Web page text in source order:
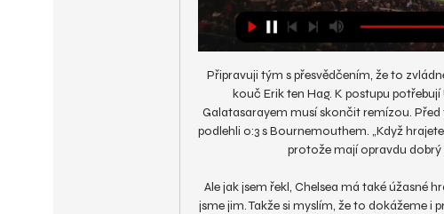
Připravuji tým s přesvědčením, že to
kouč Erik ten Hag. K postupu
Galatasarayem musí skončit remízou.
podlehli 0:3 s Bournemouthem. „Když
protože mají opravdu
Ale jak jsem řekl, Chelsea má také úžasné
jsme jim. Takže si myslím, že to dokážeme i